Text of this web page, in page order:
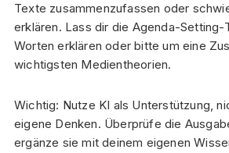
Texte zusammenzufassen oder
erklären. Lass dir die Agenda-Setting-
Worten erklären oder bitte um eine
wichtigsten Medientheorien.
Wichtig: Nutze KI als Unterstützung,
eigene Denken. Überprüfe die
ergänze sie mit deinem eigenen